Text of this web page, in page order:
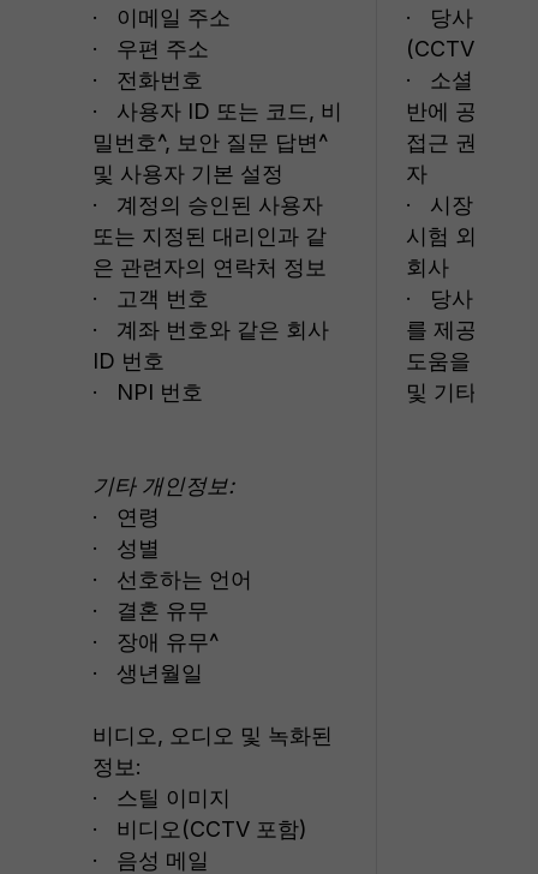
· 이메일 주소
· 우편 주소
· 전화번호
· 사용자 ID 또는 코드, 비
밀번호^, 보안 질문 답변^
및 사용자 기본 설정
· 계정의 승인된 사용자
또는 지정된 대리인과 같
은 관련자의 연락처 정보
· 고객 번호
· 계좌 번호와 같은 회사
ID 번호
· NPI 번호
기타 개인정보:
· 연령
· 성별
· 선호하는 언어
· 결혼 유무
· 장애 유무^
· 생년월일
비디오, 오디오 및 녹화된
정보:
· 스틸 이미지
· 비디오(CCTV 포함)
· 음성 메일
· 당사의 보
(CCTV 포함)
· 소셜 미디
반에 공개한
접근 권한을
자
· 시장 조사
시험 외 연구
회사
· 당사의 제
를 제공하고
도움을 주는
및 기타 제3